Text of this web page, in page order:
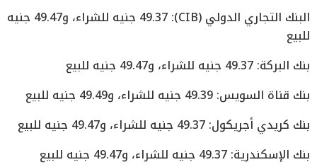
البنك التجاري الدولي (CIB): 49.37 جنيه للشراء، و49.47 جنيه
للبيع
بنك البركة: 49.37 جنيه للشراء، و49.47 جنيه للبيع
بنك قناة السويس: 49.39 جنيه للشراء، و49.49 جنيه للبيع
بنك كريدي أجريكول: 49.37 جنيه للشراء، و49.47 جنيه للبيع
بنك الإسكندرية: 49.37 جنيه للشراء، و49.47 جنيه للبيع